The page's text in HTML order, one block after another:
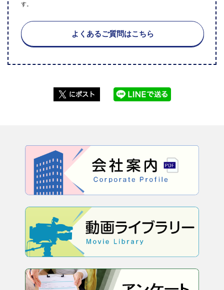
す。
よくあるご質問はこちら